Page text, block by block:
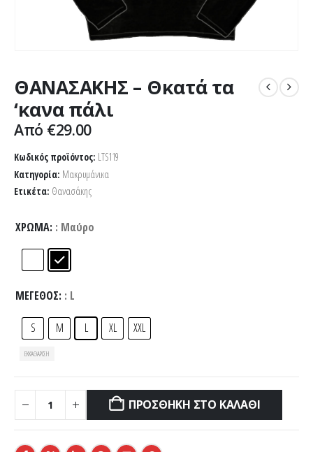
ΘΑΝΑΣΑΚΗΣ – Θκατά τα
‘κανα πάλι
Από €29.00
Κωδικός προϊόντος: LTS119
Κατηγορία: Μακρυμάνικα
Ετικέτα: Θανασάκης
ΧΡΏΜΑ : Μαύρο
ΜΈΓΕΘΟΣ : L
S M L XL XXL
ΕΚΚΑΘΆΡΙΣΗ
ΠΡΟΣΘΉΚΗ ΣΤΟ ΚΑΛΆΘΙ